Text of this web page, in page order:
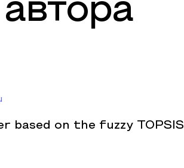
based on the fuzzy TOPSIS